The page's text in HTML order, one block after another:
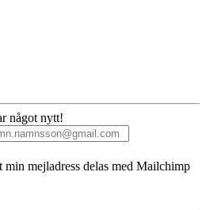
något nytt!
min mejladress delas med Mailchimp